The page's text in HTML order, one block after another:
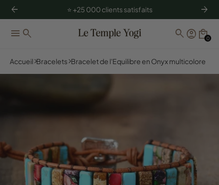
arrow_back arrow_forward
⭐️ +25 000 clients satisfaits
menu search search account_circle local_mall
0
Accueil Bracelets Bracelet de l'Equilibre en Onyx multicolore